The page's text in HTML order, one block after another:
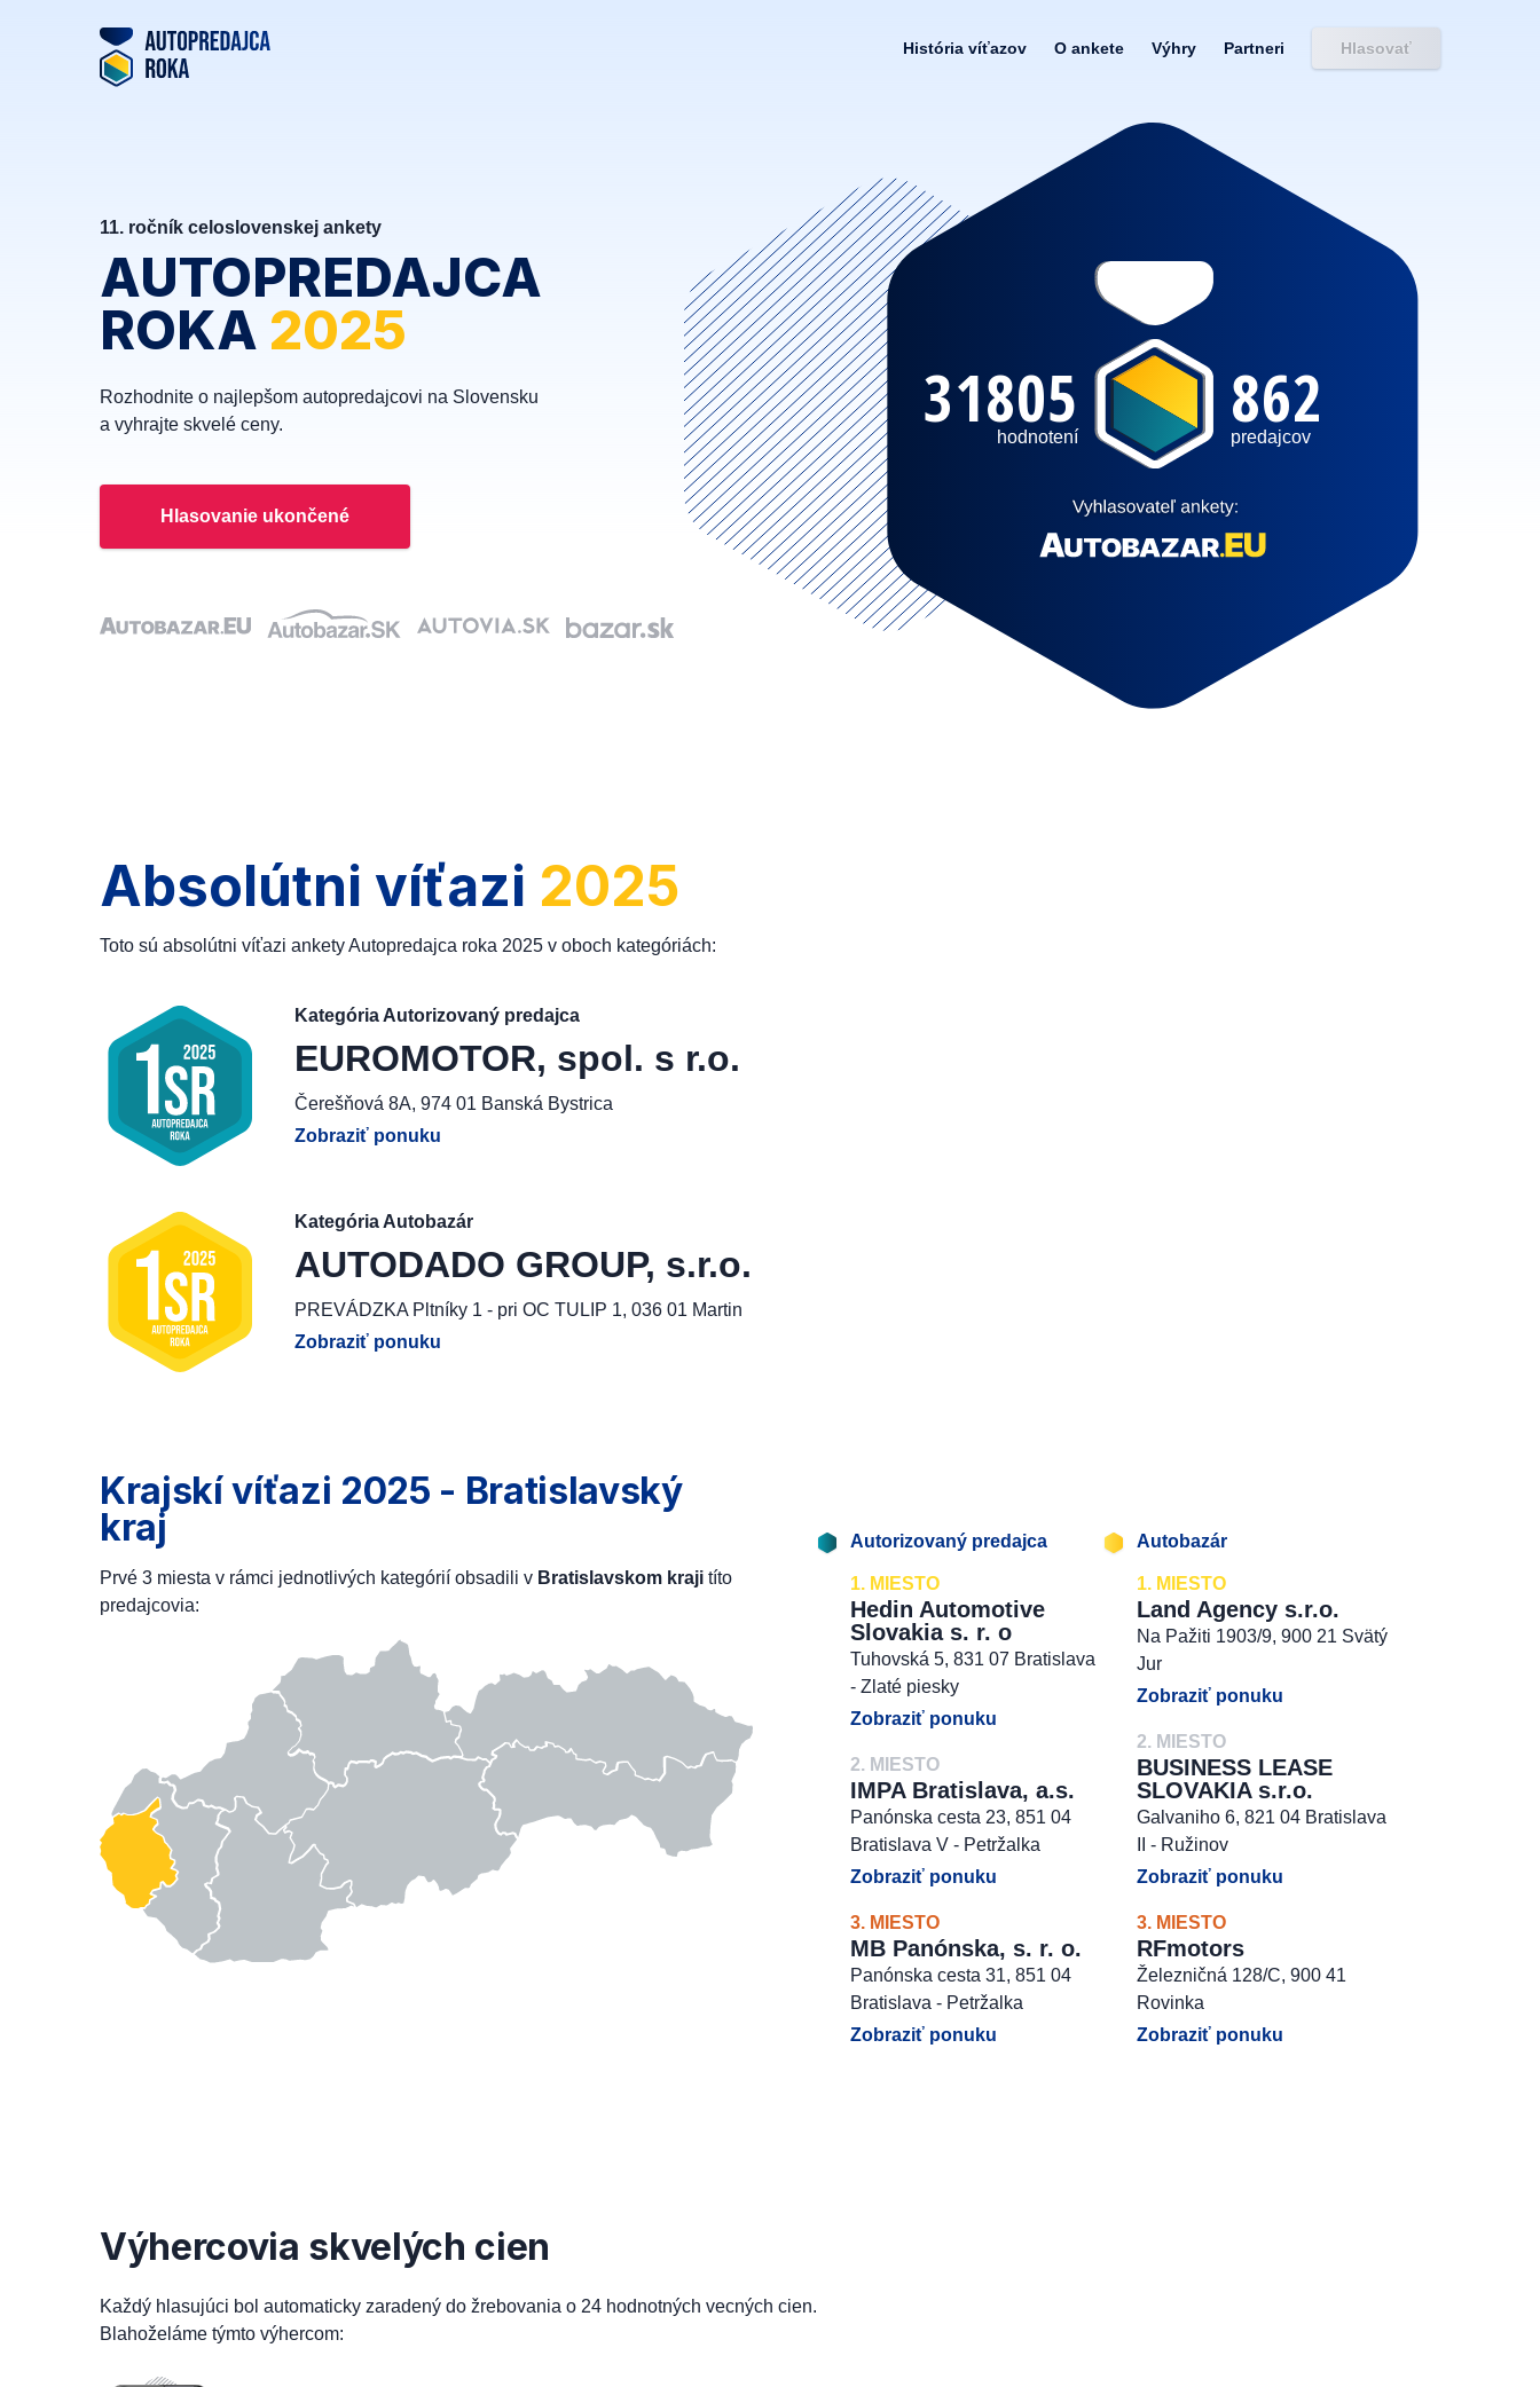
História víťazov O ankete Výhry Partneri Hlasovať
11. ročník celoslovenskej ankety
AUTOPREDAJCA
ROKA 2025
Rozhodnite o najlepšom autopredajcovi na Slovensku
a vyhrajte skvelé ceny.
Hlasovanie ukončené
862
predajcov
31805
hodnotení
Absolútni víťazi 2025
Toto sú absolútni víťazi ankety Autopredajca roka 2025 v oboch kategóriách:
Kategória Autorizovaný predajca
EUROMOTOR, spol. s r.o.
Čerešňová 8A, 974 01 Banská Bystrica
Zobraziť ponuku
Kategória Autobazár
AUTODADO GROUP, s.r.o.
PREVÁDZKA Pltníky 1 - pri OC TULIP 1, 036 01 Martin
Zobraziť ponuku
Krajskí víťazi 2025 - Bratislavský
kraj
Prvé 3 miesta v rámci jednotlivých kategórií obsadili v Bratislavskom kraji títo
predajcovia:
Autorizovaný predajca
1. MIESTO
Hedin Automotive
Slovakia s. r. o
Tuhovská 5, 831 07 Bratislava
- Zlaté piesky
Zobraziť ponuku
2. MIESTO
IMPA Bratislava, a.s.
Panónska cesta 23, 851 04
Bratislava V - Petržalka
Zobraziť ponuku
3. MIESTO
MB Panónska, s. r. o.
Panónska cesta 31, 851 04
Bratislava - Petržalka
Zobraziť ponuku
Autobazár
1. MIESTO
Land Agency s.r.o.
Na Pažiti 1903/9, 900 21 Svätý
Jur
Zobraziť ponuku
2. MIESTO
BUSINESS LEASE
SLOVAKIA s.r.o.
Galvaniho 6, 821 04 Bratislava
II - Ružinov
Zobraziť ponuku
3. MIESTO
RFmotors
Železničná 128/C, 900 41
Rovinka
Zobraziť ponuku
Výhercovia skvelých cien
Každý hlasujúci bol automaticky zaradený do žrebovania o 24 hodnotných vecných cien.
Blahoželáme týmto výhercom: